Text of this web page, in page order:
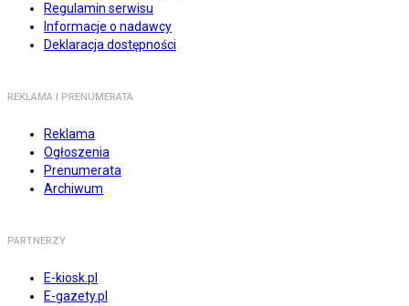
Regulamin serwisu
Informacje o nadawcy
Deklaracja dostępności
REKLAMA I PRENUMERATA
Reklama
Ogłoszenia
Prenumerata
Archiwum
PARTNERZY
E-kiosk.pl
E-gazety.pl